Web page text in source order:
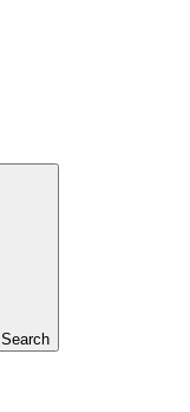
Search